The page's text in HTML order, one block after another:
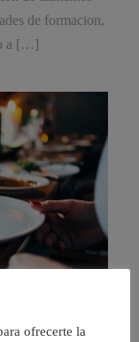
de formacion,
a […]
ofrecerte la